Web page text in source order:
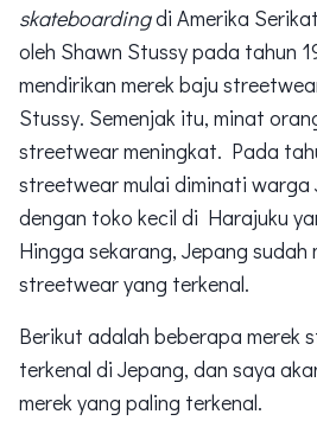
skateboardingdi Amerika
oleh Shawn Stussy pada tahun
mendirikan merek baju
Stussy. Semenjak itu, minat
streetwear meningkat. Pada
streetwear mulai diminati warga
dengan toko kecil di Harajuku
Hingga sekarang, Jepang sudah
streetwear yang terkenal.
Berikut adalah beberapa merek
terkenal di Jepang, dan saya
merek yang paling terkenal.